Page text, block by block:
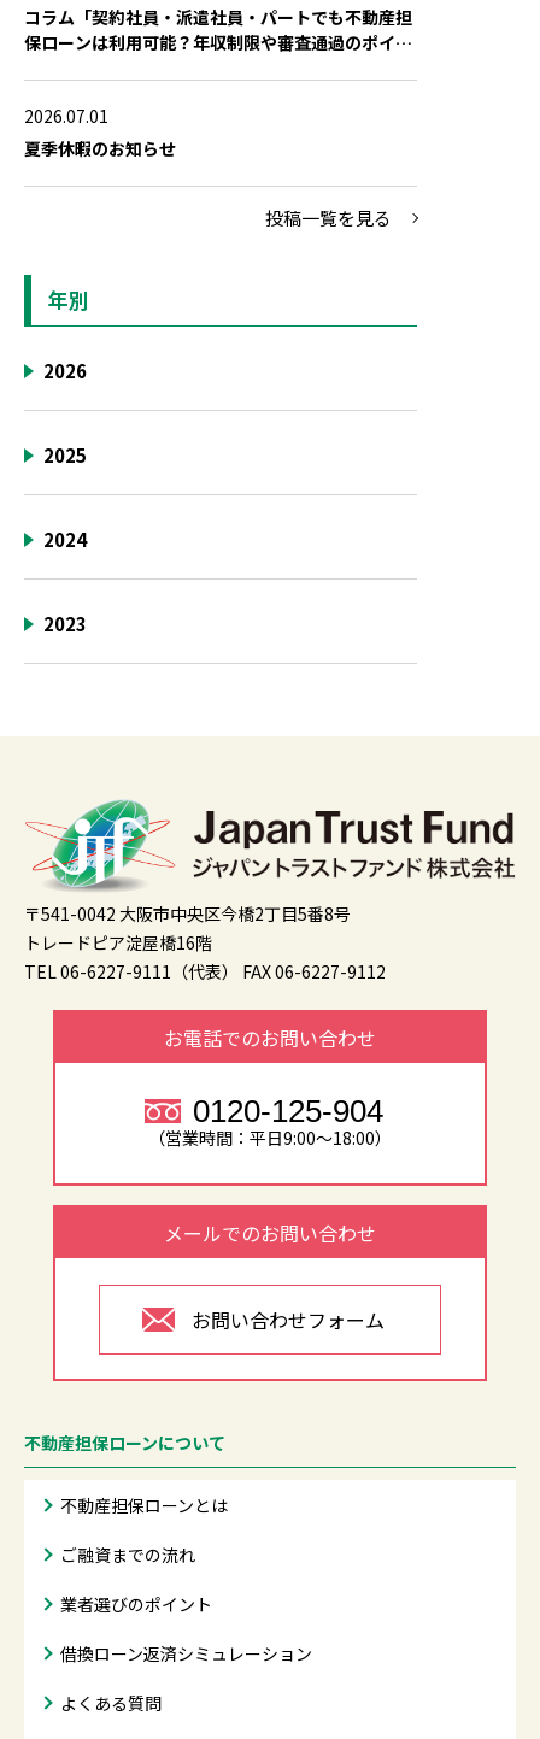
コラム「契約社員・派遣社員・パートでも不動産担
保ローンは利用可能？年収制限や審査通過のポイン
2026.07.01
夏季休暇のお知らせ
投稿一覧を見る
年別
2026
2025
2024
2023
〒541-0042 大阪市中央区今橋2丁目5番8号
トレードピア淀屋橋16階
TEL 06-6227-9111（代表）
FAX 06-6227-9112
お電話でのお問い合わせ
0120-125-904
（営業時間：平日9:00～18:00）
メールでのお問い合わせ
お問い合わせフォーム
不動産担保ローンについて
不動産担保ローンとは
ご融資までの流れ
業者選びのポイント
借換ローン返済シミュレーション
よくある質問